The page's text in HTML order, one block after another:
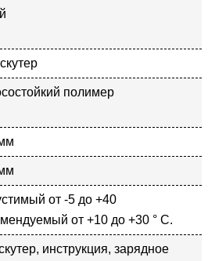
полимер
от -5 до +40
от +10 до +30 ° С.
инструкция, зарядное